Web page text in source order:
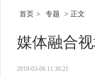
首页 > 专题 > 正文
媒体融合
2019-03-06 11:30:21